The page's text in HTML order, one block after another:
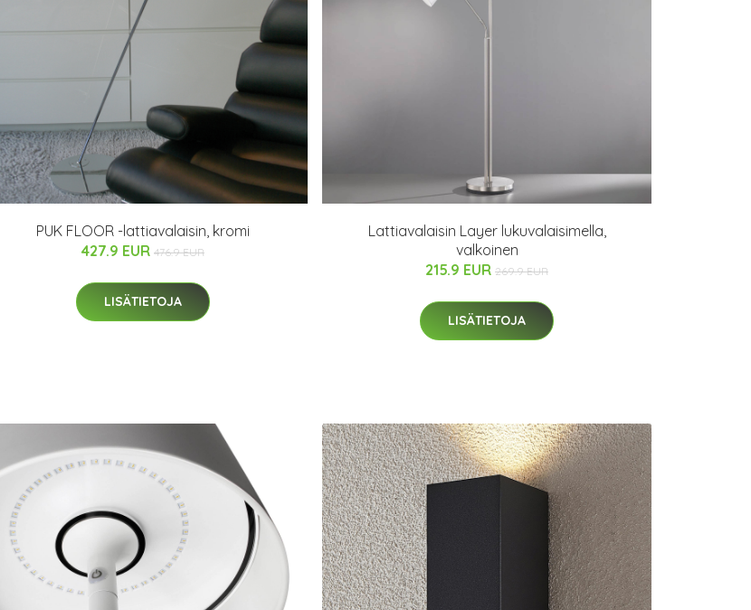
PUK FLOOR -lattiavalaisin, kromi
427.9 EUR 476.9 EUR
LISÄTIETOJA
Lattiavalaisin Layer lukuvalaisimella,
valkoinen
215.9 EUR 269.9 EUR
LISÄTIETOJA